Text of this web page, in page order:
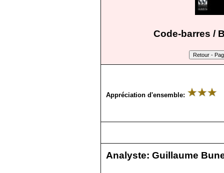
Code-barres /
Appréciation d'ensemble:
Analyste: Guillaume